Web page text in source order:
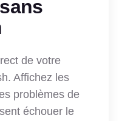
de votre
Affichez les
problèmes de
échouer le